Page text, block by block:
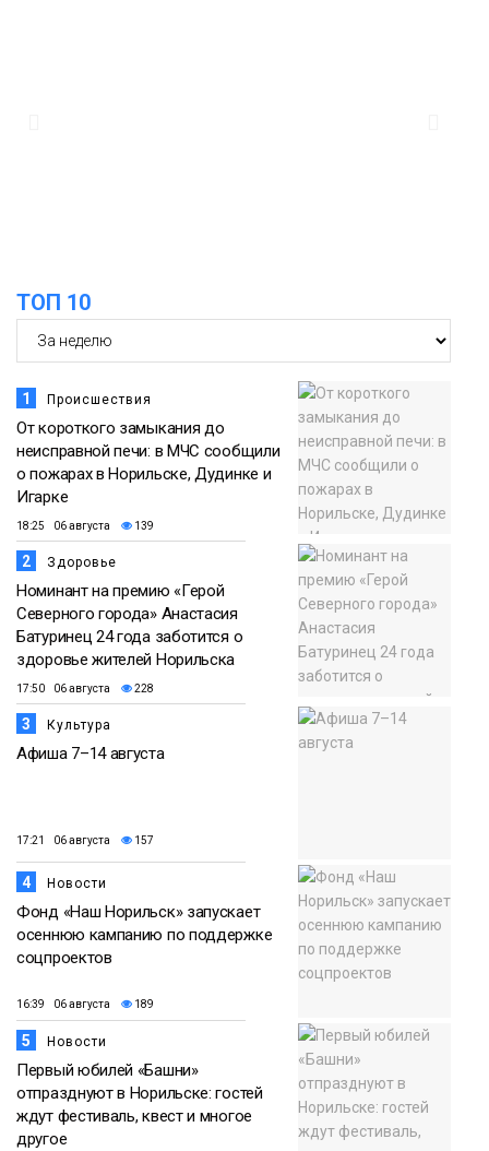
ТОП 10
1 Происшествия
От короткого замыкания до
неисправной печи: в МЧС сообщили
о пожарах в Норильске, Дудинке и
Игарке
18:25 06 августа 139
2 Здоровье
Номинант на премию «Герой
Северного города» Анастасия
Батуринец 24 года заботится о
здоровье жителей Норильска
17:50 06 августа 228
3 Культура
Афиша 7–14 августа
17:21 06 августа 157
4 Новости
Фонд «Наш Норильск» запускает
осеннюю кампанию по поддержке
соцпроектов
16:39 06 августа 189
5 Новости
Первый юбилей «Башни»
отпразднуют в Норильске: гостей
ждут фестиваль, квест и многое
другое